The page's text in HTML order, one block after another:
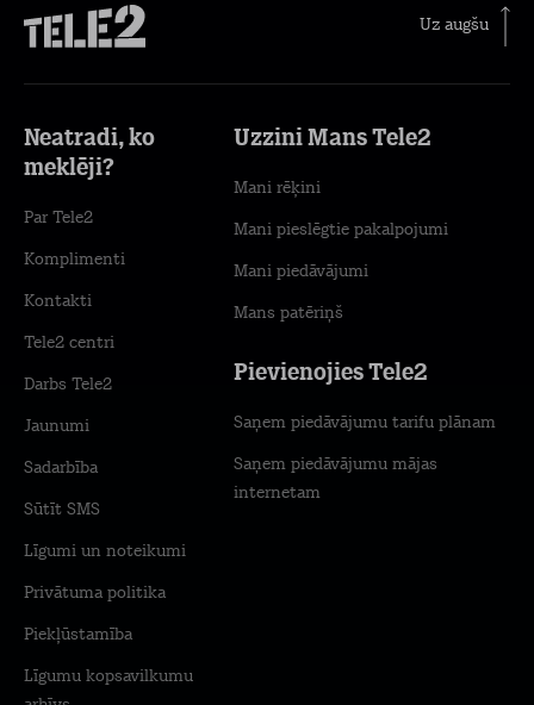
Uz augšu
Neatradi, ko
meklēji?
Par Tele2
Komplimenti
Kontakti
Tele2 centri
Darbs Tele2
Jaunumi
Sadarbība
Sūtīt SMS
Līgumi un noteikumi
Privātuma politika
Piekļūstamība
Līgumu kopsavilkumu
Uzzini Mans Tele2
Mani rēķini
Mani pieslēgtie pakalpojumi
Mani piedāvājumi
Mans patēriņš
Pievienojies Tele2
Saņem piedāvājumu tarifu plānam
Saņem piedāvājumu mājas
internetam